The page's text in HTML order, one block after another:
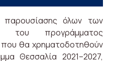
παρουσίασης όλων των
του προγράμματος
που θα χρηματοδοτηθούν
Θεσσαλία 2021–2027,